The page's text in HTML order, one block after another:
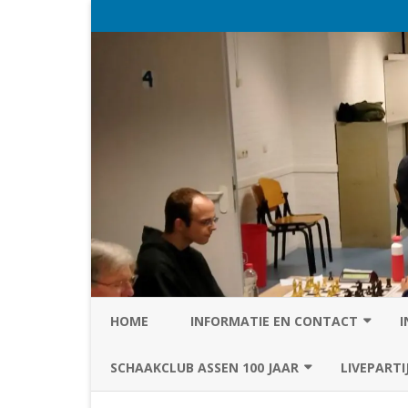
HOME INFORMATIE EN CONTACT
PRIVACY STATEMENT VAN SC
SCHAAKCLUB ASSEN 100 JAAR